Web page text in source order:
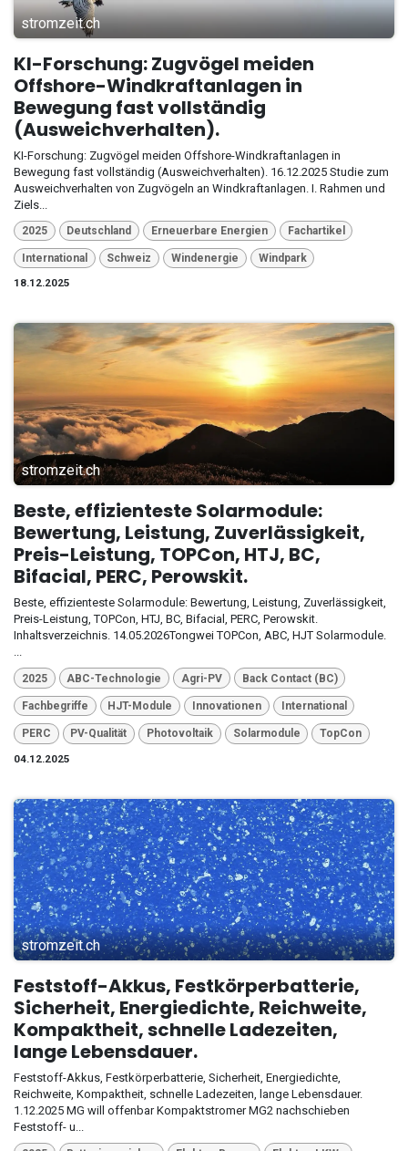
stromzeit.ch
KI-Forschung: Zugvögel meiden
Offshore-Windkraftanlagen in
Bewegung fast vollständig
(Ausweichverhalten).
KI-Forschung: Zugvögel meiden Offshore-Windkraftanlagen in
Bewegung fast vollständig (Ausweichverhalten). 16.12.2025 Studie zum
Ausweichverhalten von Zugvögeln an Windkraftanlagen. I. Rahmen und
Ziels...
2025 Deutschland Erneuerbare Energien Fachartikel
International Schweiz Windenergie
Windpark
18.12.2025
stromzeit.ch
Beste, effizienteste Solarmodule:
Bewertung, Leistung, Zuverlässigkeit,
Preis-Leistung, TOPCon, HTJ, BC,
Bifacial, PERC, Perowskit.
Beste, effizienteste Solarmodule: Bewertung, Leistung, Zuverlässigkeit,
Preis-Leistung, TOPCon, HTJ, BC, Bifacial, PERC, Perowskit.
Inhaltsverzeichnis. 14.05.2026Tongwei TOPCon, ABC, HJT Solarmodule.
...
2025 ABC-Technologie Agri-PV Back Contact (BC)
Fachbegriffe HJT-Module Innovationen International
PERC PV-Qualität Photovoltaik Solarmodule
TopCon
04.12.2025
stromzeit.ch
Feststoff-Akkus, Festkörperbatterie,
Sicherheit, Energiedichte, Reichweite,
Kompaktheit, schnelle Ladezeiten,
lange Lebensdauer.
Feststoff-Akkus, Festkörperbatterie, Sicherheit, Energiedichte,
Reichweite, Kompaktheit, schnelle Ladezeiten, lange Lebensdauer.
1.12.2025 MG will offenbar Kompaktstromer MG2 nachschieben
Feststoff- u...